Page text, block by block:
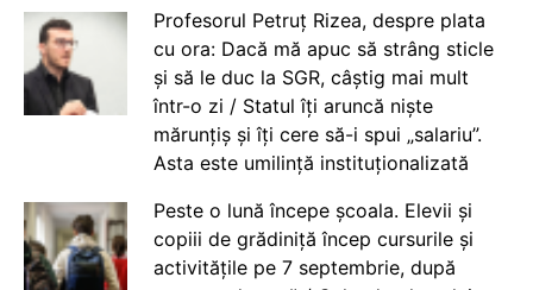
Profesorul Petruț Rizea, despre plata
cu ora: Dacă mă apuc să strâng sticle
și să le duc la SGR, câștig mai mult
într-o zi / Statul îți aruncă niște
mărunțiș și îți cere să-i spui „salariu”.
Asta este umilință instituționalizată
Peste o lună începe școala. Elevii și
copiii de grădiniță încep cursurile și
activitățile pe 7 septembrie, după